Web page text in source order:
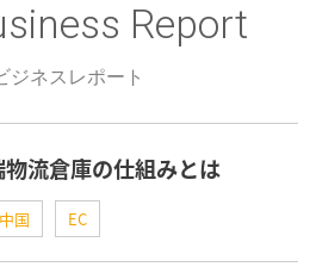
Report
ジネスレポート
流倉庫の仕組みとは
中国 EC